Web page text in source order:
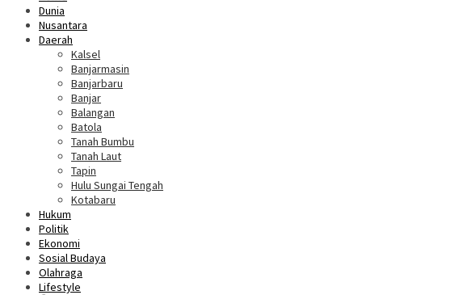
Dunia
Nusantara
Daerah
Kalsel
Banjarmasin
Banjarbaru
Banjar
Balangan
Batola
Tanah Bumbu
Tanah Laut
Tapin
Hulu Sungai Tengah
Kotabaru
Hukum
Politik
Ekonomi
Sosial Budaya
Olahraga
Lifestyle